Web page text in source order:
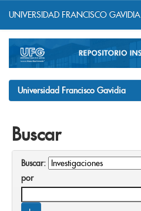
navigation
UNIVERSIDAD FRANCISCO GAVIDIA
Universidad Francisco Gavidia
Buscar
Buscar:
por